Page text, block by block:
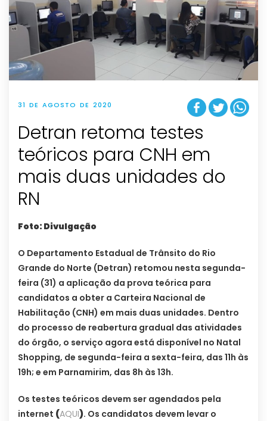
31 DE AGOSTO DE 2020
Detran retoma testes
teóricos para CNH em
mais duas unidades do
RN
Foto: Divulgação
O Departamento Estadual de Trânsito do Rio
Grande do Norte (Detran) retomou nesta segunda-
feira (31) a aplicação da prova teórica para
candidatos a obter a Carteira Nacional de
Habilitação (CNH) em mais duas unidades. Dentro
do processo de reabertura gradual das atividades
do órgão, o serviço agora está disponível no Natal
Shopping, de segunda-feira a sexta-feira, das 11h às
19h; e em Parnamirim, das 8h às 13h.
Os testes teóricos devem ser agendados pela
internet (AQUI). Os candidatos devem levar o